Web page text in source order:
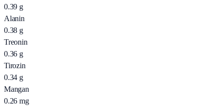
0.39 g
Alanin
0.38 g
Treonin
0.36 g
Tirozin
0.34 g
Mangan
0.26 mg